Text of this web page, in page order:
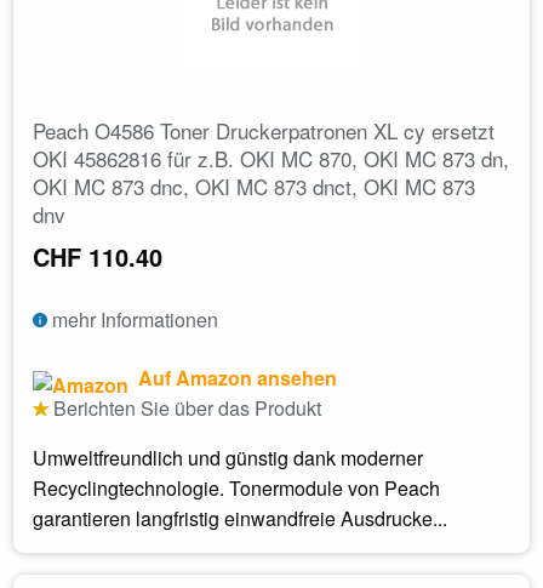
Peach O4586 Toner Druckerpatronen XL cy ersetzt
OKI 45862816 für z.B. OKI MC 870, OKI MC 873 dn,
OKI MC 873 dnc, OKI MC 873 dnct, OKI MC 873
dnv
CHF 110.40
mehr Informationen
Auf Amazon ansehen
Berichten Sie über das Produkt
Umweltfreundlich und günstig dank moderner
Recyclingtechnologie. Tonermodule von Peach
garantieren langfristig einwandfreie Ausdrucke...